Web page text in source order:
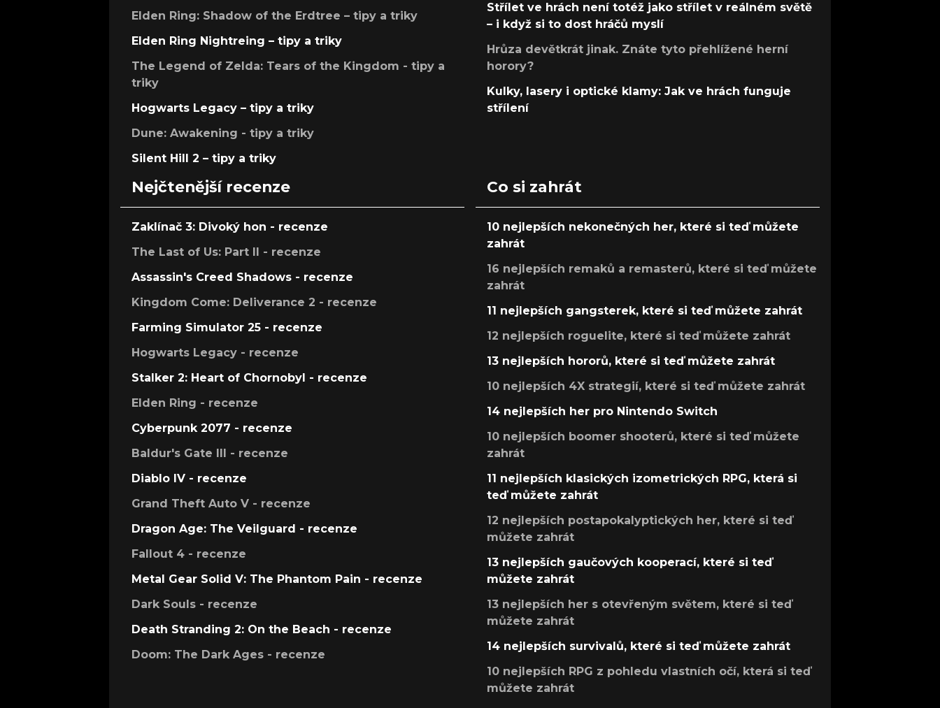
Elden Ring: Shadow of the Erdtree – tipy a triky
Elden Ring Nightreing – tipy a triky
The Legend of Zelda: Tears of the Kingdom - tipy a
triky
Hogwarts Legacy – tipy a triky
Dune: Awakening - tipy a triky
Silent Hill 2 – tipy a triky
Střílet ve hrách není totéž jako střílet v reálném světě
– i když si to dost hráčů myslí
Hrůza devětkrát jinak. Znáte tyto přehlížené herní
horory?
Kulky, lasery i optické klamy: Jak ve hrách funguje
střílení
Nejčtenější recenze
Zaklínač 3: Divoký hon - recenze
The Last of Us: Part II - recenze
Assassin's Creed Shadows - recenze
Kingdom Come: Deliverance 2 - recenze
Farming Simulator 25 - recenze
Hogwarts Legacy - recenze
Stalker 2: Heart of Chornobyl - recenze
Elden Ring - recenze
Cyberpunk 2077 - recenze
Baldur's Gate III - recenze
Diablo IV - recenze
Grand Theft Auto V - recenze
Dragon Age: The Veilguard - recenze
Fallout 4 - recenze
Metal Gear Solid V: The Phantom Pain - recenze
Dark Souls - recenze
Death Stranding 2: On the Beach - recenze
Doom: The Dark Ages - recenze
Co si zahrát
10 nejlepších nekonečných her, které si teď můžete
zahrát
16 nejlepších remaků a remasterů, které si teď můžete
zahrát
11 nejlepších gangsterek, které si teď můžete zahrát
12 nejlepších roguelite, které si teď můžete zahrát
13 nejlepších hororů, které si teď můžete zahrát
10 nejlepších 4X strategií, které si teď můžete zahrát
14 nejlepších her pro Nintendo Switch
10 nejlepších boomer shooterů, které si teď můžete
zahrát
11 nejlepších klasických izometrických RPG, která si
teď můžete zahrát
12 nejlepších postapokalyptických her, které si teď
můžete zahrát
13 nejlepších gaučových kooperací, které si teď
můžete zahrát
13 nejlepších her s otevřeným světem, které si teď
můžete zahrát
14 nejlepších survivalů, které si teď můžete zahrát
10 nejlepších RPG z pohledu vlastních očí, která si teď
můžete zahrát